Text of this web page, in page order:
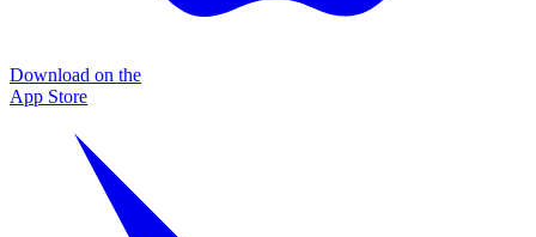
Download on the
App Store